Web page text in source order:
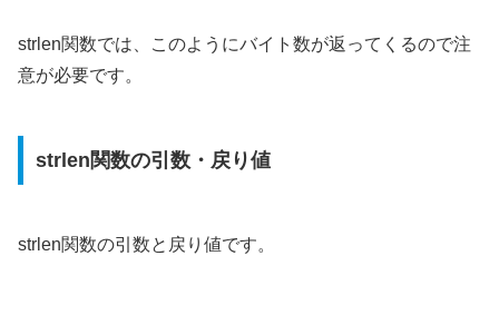
strlen関数では、このようにバイト数が返ってくるので注
意が必要です。
strlen関数の引数・戻り値
strlen関数の引数と戻り値です。